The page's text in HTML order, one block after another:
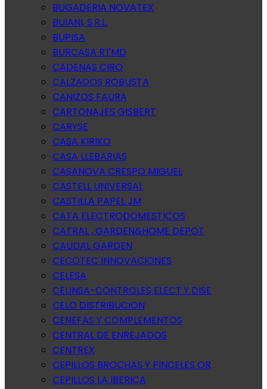
BUGADERIA NOVATEX
BUIANI, S.R.L.
BUPISA
BURCASA RTMD
CADENAS CIRO
CALZADOS ROBUSTA
CANIZOS FAURA
CARTONAJES GISBERT
CARYSE
CASA KIRIKO
CASA LLEBARIAS
CASANOVA CRESPO MIGUEL
CASTELL UNIVERSAL
CASTILLA PAPEL JM
CATA ELECTRODOMESTICOS
CATRAL , GARDEN&HOME DEPOT
CAUDAL GARDEN
CECOTEC INNOVACIONES
CELESA
CELINSA-CONTROLES ELECT.Y DISE
CELO DISTRIBUCION
CENEFAS Y COMPLEMENTOS
CENTRAL DE ENREJADOS
CENTREX
CEPILLOS BROCHAS Y PINCELES OR
CEPILLOS LA IBERICA